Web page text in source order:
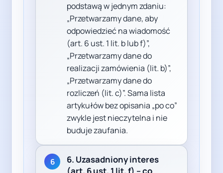
podstawą w jednym zdaniu:
„Przetwarzamy dane, aby
odpowiedzieć na wiadomość
(art. 6 ust. 1 lit. b lub f)”,
„Przetwarzamy dane do
realizacji zamówienia (lit. b)”,
„Przetwarzamy dane do
rozliczeń (lit. c)”. Sama lista
artykułów bez opisania „po co”
zwykle jest nieczytelna i nie
buduje zaufania.
6
6. Uzasadniony interes